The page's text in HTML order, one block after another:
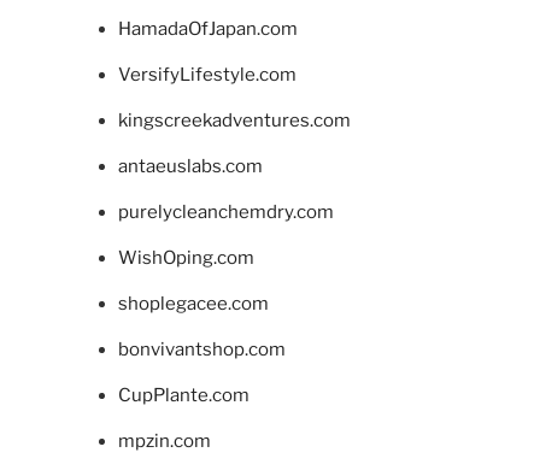
HamadaOfJapan.com
VersifyLifestyle.com
kingscreekadventures.com
antaeuslabs.com
purelycleanchemdry.com
WishOping.com
shoplegacee.com
bonvivantshop.com
CupPlante.com
mpzin.com